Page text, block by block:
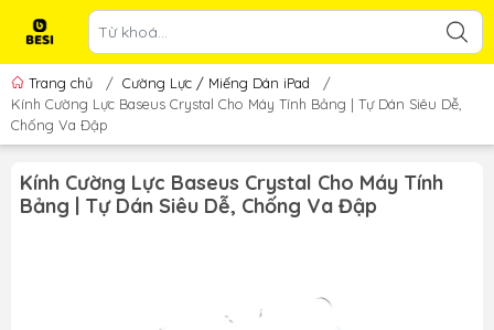
Trang chủ / Cường Lực / Miếng Dán iPad
/
Kính Cường Lực Baseus Crystal Cho Máy Tính Bảng | Tự Dán Siêu Dễ,
Chống Va Đập
Kính Cường Lực Baseus Crystal Cho Máy Tính
Bảng | Tự Dán Siêu Dễ, Chống Va Đập